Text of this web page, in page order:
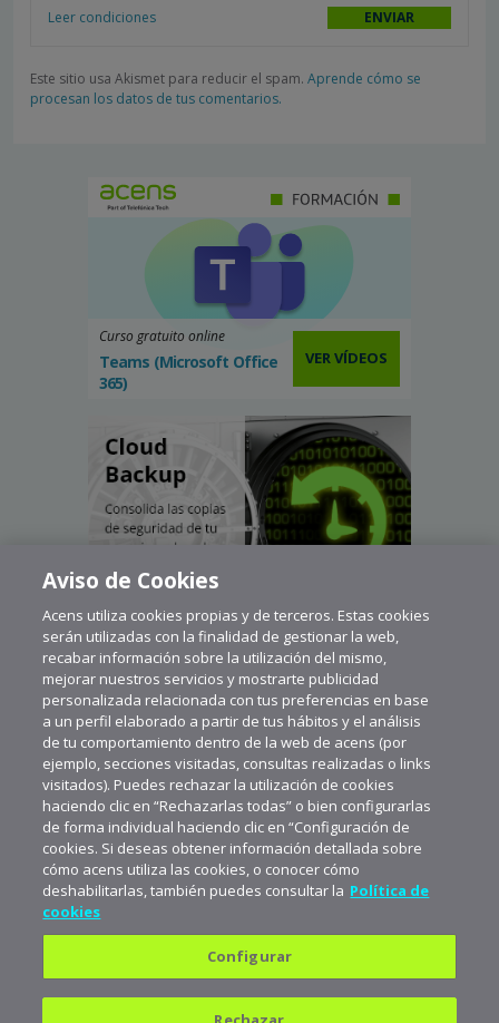
Leer condiciones
Este sitio usa Akismet para reducir el spam. Aprende cómo se
procesan los datos de tus comentarios.
Curso gratuito online
Teams (Microsoft Office
365)
VER VÍDEOS
Política de privacidad
Política de cookies
Aviso de Cookies
Acens utiliza cookies propias y de terceros. Estas cookies
serán utilizadas con la finalidad de gestionar la web,
recabar información sobre la utilización del mismo,
mejorar nuestros servicios y mostrarte publicidad
personalizada relacionada con tus preferencias en base
a un perfil elaborado a partir de tus hábitos y el análisis
de tu comportamiento dentro de la web de acens (por
ejemplo, secciones visitadas, consultas realizadas o links
visitados). Puedes rechazar la utilización de cookies
haciendo clic en “Rechazarlas todas” o bien configurarlas
de forma individual haciendo clic en “Configuración de
cookies. Si deseas obtener información detallada sobre
cómo acens utiliza las cookies, o conocer cómo
deshabilitarlas, también puedes consultar la Política de
cookies
Configurar